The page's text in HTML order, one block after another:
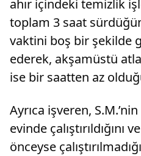
ahır içindeki temizlik
toplam 3 saat
vaktini boş bir şekilde
ederek, akşamüstü
ise bir saatten az
Ayrıca işveren,
evinde çalıştırıldığını
önceyse